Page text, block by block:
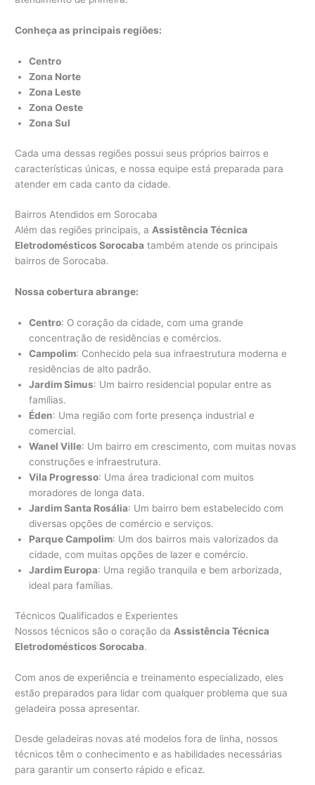
Conheça as principais regiões:
Centro
Zona Norte
Zona Leste
Zona Oeste
Zona Sul
Cada uma dessas regiões possui seus próprios bairros e
características únicas, e nossa equipe está preparada para
atender em cada canto da cidade.
Bairros Atendidos em Sorocaba
Além das regiões principais, aAssistência Técnica
Eletrodomésticos Sorocaba também atende os principais
bairros de Sorocaba.
Nossa cobertura abrange:
Centro: O coração da cidade, com uma grande
concentração de residências e comércios.
Campolim: Conhecido pela sua infraestrutura moderna e
residências de alto padrão.
Jardim Simus: Um bairro residencial popular entre as
famílias.
Éden: Uma região com forte presença industrial e
comercial.
Wanel Ville: Um bairro em crescimento, com muitas novas
construções e infraestrutura.
Vila Progresso: Uma área tradicional com muitos
moradores de longa data.
Jardim Santa Rosália: Um bairro bem estabelecido com
diversas opções de comércio e serviços.
Parque Campolim: Um dos bairros mais valorizados da
cidade, com muitas opções de lazer e comércio.
Jardim Europa: Uma região tranquila e bem arborizada,
ideal para famílias.
Técnicos Qualificados e Experientes
Nossos técnicos são o coração da Assistência Técnica
Eletrodomésticos Sorocaba.
Com anos de experiência e treinamento especializado, eles
estão preparados para lidar com qualquer problema que sua
geladeira possa apresentar.
Desde geladeiras novas até modelos fora de linha, nossos
técnicos têm o conhecimento e as habilidades necessárias
para garantir um conserto rápido e eficaz.